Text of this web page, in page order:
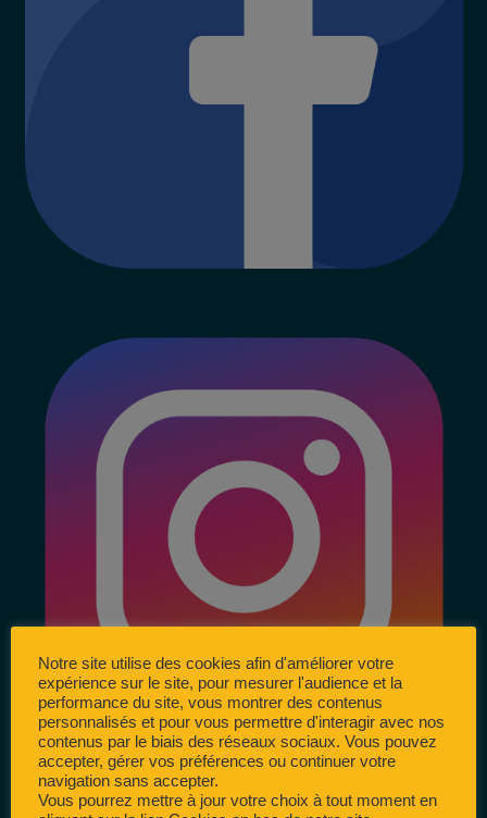
Notre site utilise des cookies afin d'améliorer votre
expérience sur le site, pour mesurer l'audience et la
performance du site, vous montrer des contenus
personnalisés et pour vous permettre d'interagir avec nos
contenus par le biais des réseaux sociaux. Vous pouvez
accepter, gérer vos préférences ou continuer votre
navigation sans accepter.
Vous pourrez mettre à jour votre choix à tout moment en